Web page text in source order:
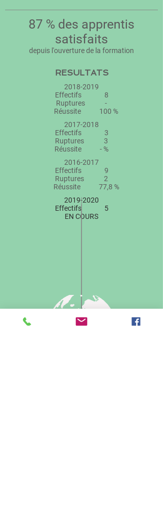
87 % des apprentis
satisfaits
depuis l'ouverture de la formation
RESULTATS
2018-2019
Effectifs 8
Ruptures -
Réussite 100 %
2017-2018
Effectifs 3
Ruptures 3
Réussite - %
2016-2017
Effectifs 9
Ruptures 2
Réussite 77,8 %
2019-2020
Effectifs 5
EN COURS